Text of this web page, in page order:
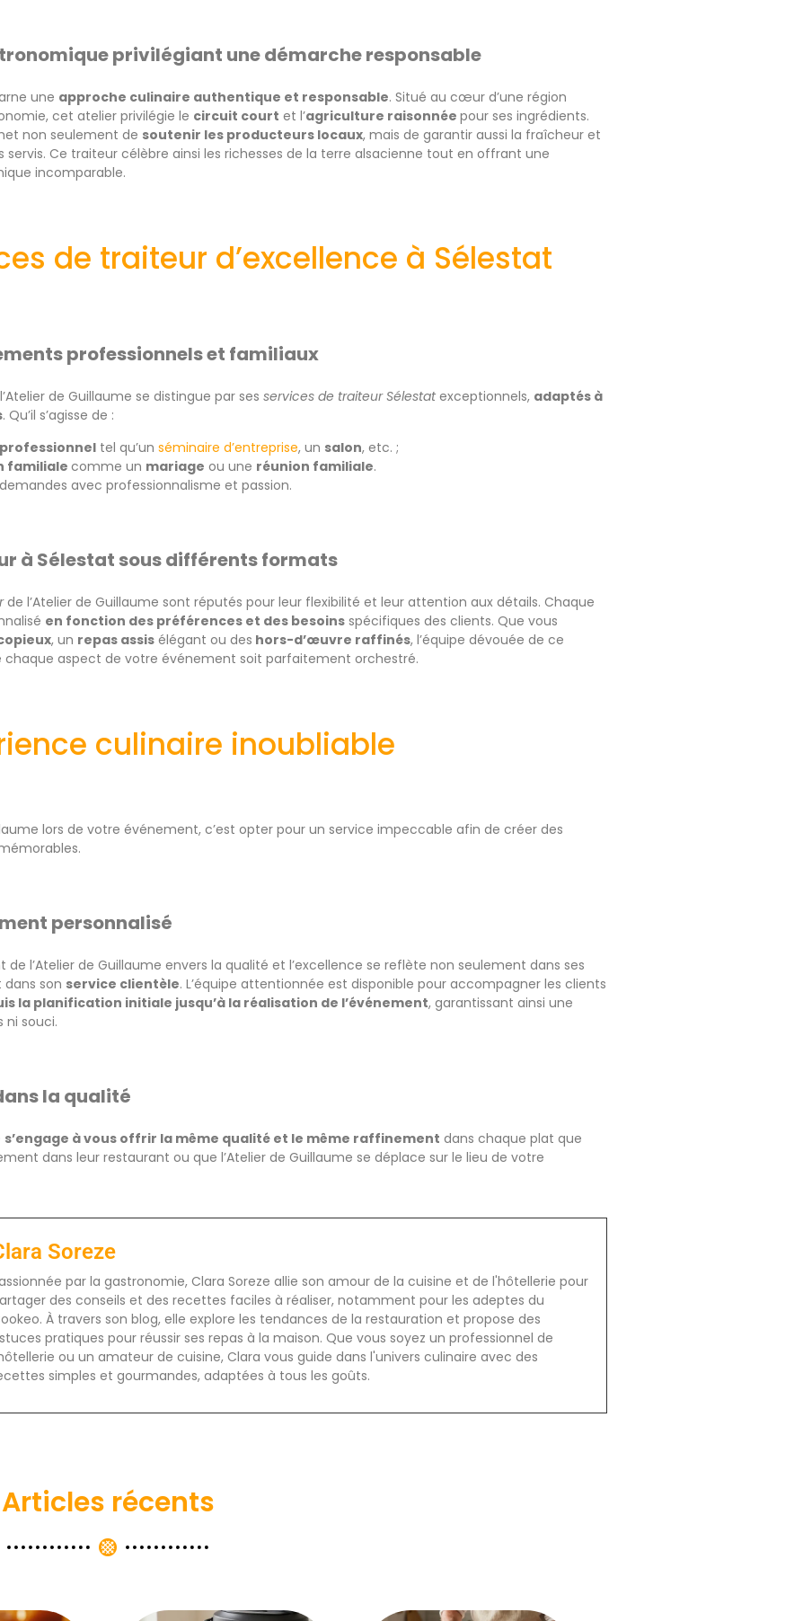
privilégiant une démarche responsable
une approche culinaire authentique et responsable. Situé au cœur d’une région
cet atelier privilégie le circuit court et l’agriculture raisonnée pour ses ingrédients.
non seulement de soutenir les producteurs locaux, mais de garantir aussi la fraîcheur et
servis. Ce traiteur célèbre ainsi les richesses de la terre alsacienne tout en offrant une
incomparable.
de traiteur d’excellence à Sélestat
professionnels et familiaux
de Guillaume se distingue par ses services de traiteur Sélestatexceptionnels, adaptés à
. Qu’il s’agisse de :
tel qu’un séminaire d’entreprise, un salon, etc. ;
familialecomme un mariage ou une réunion familiale.
avec professionnalisme et passion.
à Sélestat sous différents formats
de l’Atelier de Guillaume sont réputés pour leur flexibilité et leur attention aux détails. Chaque
en fonction des préférences et des besoins spécifiques des clients. Que vous
, un repas assis élégant ou des hors-d’œuvre raffinés, l’équipe dévouée de ce
chaque aspect de votre événement soit parfaitement orchestré.
culinaire inoubliable
lors de votre événement, c’est opter pour un service impeccable afin de créer des
personnalisé
de l’Atelier de Guillaume envers la qualité et l’excellence se reflète non seulement dans ses
son service clientèle. L’équipe attentionnée est disponible pour accompagner les clients
la planification initiale jusqu’à la réalisation de l’événement, garantissant ainsi une
ni souci.
la qualité
s’engage à vous offrir la même qualité et le même raffinement dans chaque plat que
dans leur restaurant ou que l’Atelier de Guillaume se déplace sur le lieu de votre
Soreze
par la gastronomie, Clara Soreze allie son amour de la cuisine et de l'hôtellerie pour
des conseils et des recettes faciles à réaliser, notamment pour les adeptes du
À travers son blog, elle explore les tendances de la restauration et propose des
pratiques pour réussir ses repas à la maison. Que vous soyez un professionnel de
ou un amateur de cuisine, Clara vous guide dans l'univers culinaire avec des
simples et gourmandes, adaptées à tous les goûts.
Articles récents